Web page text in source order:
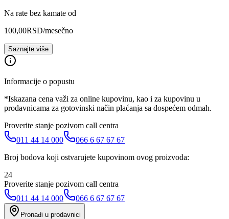
Na rate bez kamate od
100,00RSD/mesečno
Saznajte više
Informacije o popustu
*Iskazana cena važi za online kupovinu, kao i za kupovinu u
prodavnicama za gotovinski način plaćanja sa dospećem odmah.
Proverite stanje pozivom call centra
011 44 14 000
066 6 67 67 67
Broj bodova koji ostvarujete kupovinom ovog proizvoda:
24
Proverite stanje pozivom call centra
011 44 14 000
066 6 67 67 67
Pronađi u prodavnici